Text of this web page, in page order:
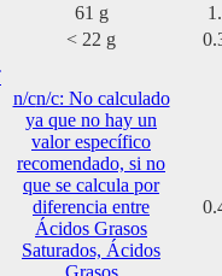
61 g
< 22 g
n/cn/c: No calculado
ya que no hay un
valor específico
recomendado, si no
que se calcula por
diferencia entre
Ácidos Grasos
Saturados, Ácidos
Grasos